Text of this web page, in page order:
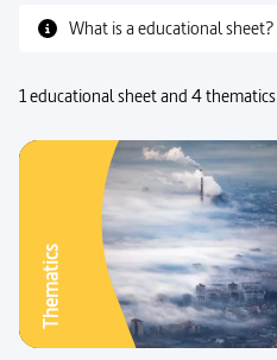
What is a educational sheet?
1 educational sheet and 4 thematics
Thematics